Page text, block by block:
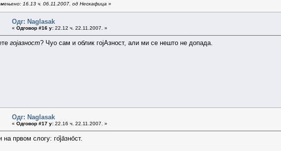
16.13 ч. 06.11.2007. од Нескафица »
Одг: Naglasak
« Одговор #16 у: 22.12 ч. 22.11.2007. »
гојазност? Чуо сам и облик гојАзност, али ми се нешто не допада.
Одг: Naglasak
« Одговор #17 у: 22.16 ч. 22.11.2007. »
на првом слогу: го̏ја̄зно̄ст.